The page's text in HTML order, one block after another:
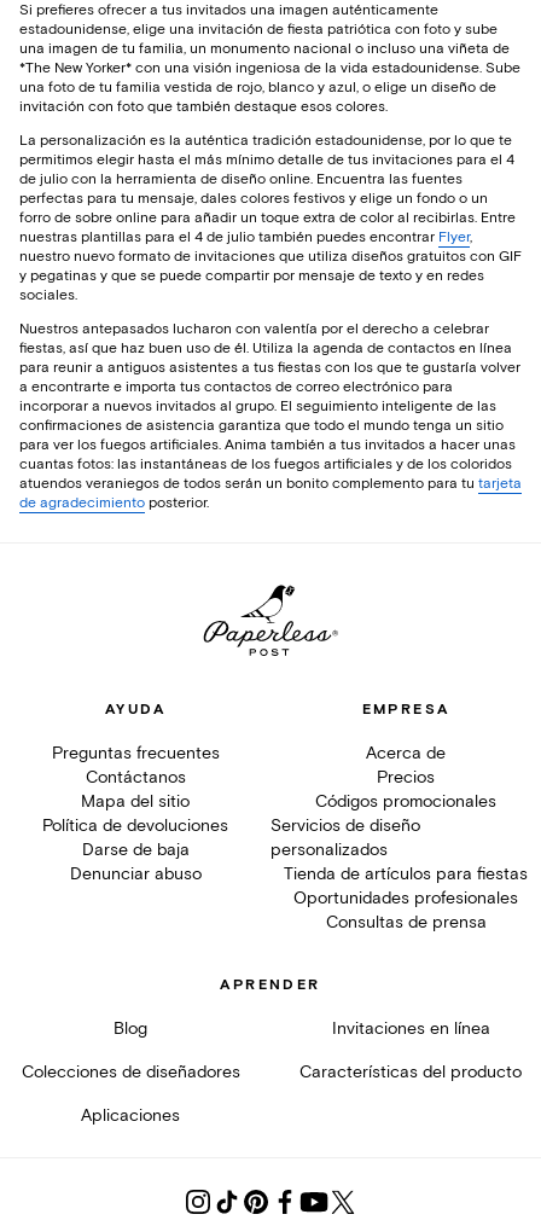
Si prefieres ofrecer a tus invitados una imagen auténticamente
estadounidense, elige una invitación de fiesta patriótica con foto y sube
una imagen de tu familia, un monumento nacional o incluso una viñeta de
*The New Yorker* con una visión ingeniosa de la vida estadounidense. Sube
una foto de tu familia vestida de rojo, blanco y azul, o elige un diseño de
invitación con foto que también destaque esos colores.
La personalización es la auténtica tradición estadounidense, por lo que te
permitimos elegir hasta el más mínimo detalle de tus invitaciones para el 4
de julio con la herramienta de diseño online. Encuentra las fuentes
perfectas para tu mensaje, dales colores festivos y elige un fondo o un
forro de sobre online para añadir un toque extra de color al recibirlas. Entre
nuestras plantillas para el 4 de julio también puedes encontrar Flyer,
nuestro nuevo formato de invitaciones que utiliza diseños gratuitos con GIF
y pegatinas y que se puede compartir por mensaje de texto y en redes
sociales.
Nuestros antepasados lucharon con valentía por el derecho a celebrar
fiestas, así que haz buen uso de él. Utiliza la agenda de contactos en línea
para reunir a antiguos asistentes a tus fiestas con los que te gustaría volver
a encontrarte e importa tus contactos de correo electrónico para
incorporar a nuevos invitados al grupo. El seguimiento inteligente de las
confirmaciones de asistencia garantiza que todo el mundo tenga un sitio
para ver los fuegos artificiales. Anima también a tus invitados a hacer unas
cuantas fotos: las instantáneas de los fuegos artificiales y de los coloridos
atuendos veraniegos de todos serán un bonito complemento para tu tarjeta
de agradecimiento posterior.
AYUDA
Preguntas frecuentes
Contáctanos
Mapa del sitio
Política de devoluciones
Darse de baja
Denunciar abuso
EMPRESA
Acerca de
Precios
Códigos promocionales
Servicios de diseño
personalizados
Tienda de artículos para fiestas
Oportunidades profesionales
Consultas de prensa
APRENDER
Blog Invitaciones en línea
Colecciones de diseñadores Características del producto
Aplicaciones